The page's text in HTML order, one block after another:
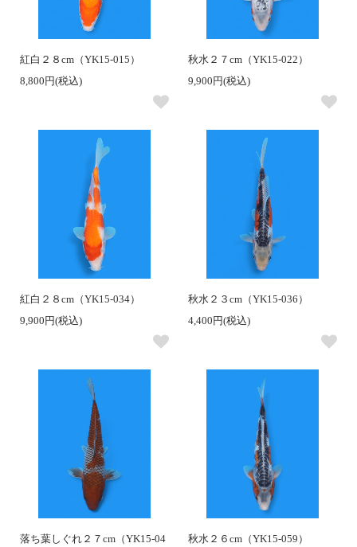
紅白２８cm（YK15-015）
8,800円(税込)
秋水２７cm（YK15-022）
9,900円(税込)
紅白２８cm（YK15-034）
9,900円(税込)
秋水２３cm（YK15-036）
4,400円(税込)
落ち葉しぐれ２７cm（YK15-04
秋水２６cm（YK15-059）